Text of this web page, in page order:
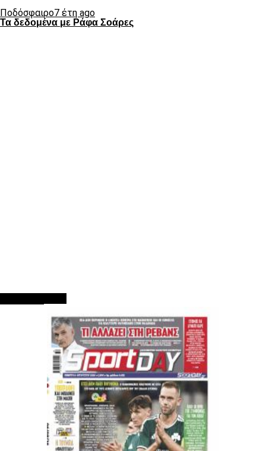
Ποδόσφαιρο7 έτη ago
Τα δεδομένα με Ράφα Σοάρες